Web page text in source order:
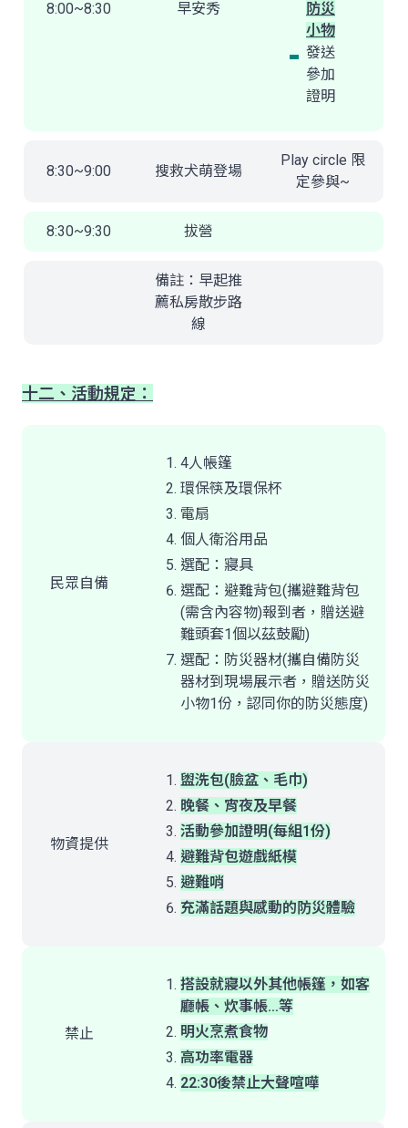
8:00~8:30 早安秀
防災
小物
發送
參加
證明
8:30~9:00 搜救犬萌登場
Play circle 限
定參與~
8:30~9:30 拔營
備註：早起推
薦私房散步路
線
十二、活動規定：
民眾自備
4人帳篷
環保筷及環保杯
電扇
個人衛浴用品
選配：寢具
選配：避難背包(攜避難背包
(需含內容物)報到者，贈送避
難頭套1個以茲鼓勵)
選配：防災器材(攜自備防災
器材到現場展示者，贈送防災
小物1份，認同你的防災態度)
物資提供
盥洗包(臉盆、毛巾)
晚餐、宵夜及早餐
活動參加證明(每組1份)
避難背包遊戲紙模
避難哨
充滿話題與感動的防災體驗
禁止
搭設就寢以外其他帳篷，如客
廳帳、炊事帳…等
明火烹煮食物
高功率電器
22:30後禁止大聲喧嘩